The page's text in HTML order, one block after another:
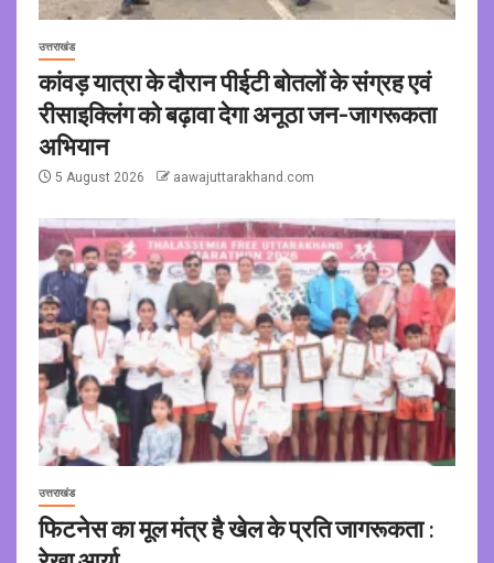
उत्तराखंड
कांवड़ यात्रा के दौरान पीईटी बोतलों के संग्रह एवं
रीसाइक्लिंग को बढ़ावा देगा अनूठा जन-जागरूकता
अभियान
5 August 2026 aawajuttarakhand.com
उत्तराखंड
फिटनेस का मूल मंत्र है खेल के प्रति जागरूकता :